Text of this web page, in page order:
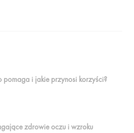
pomaga i jakie przynosi korzyści?
zdrowie oczu i wzroku